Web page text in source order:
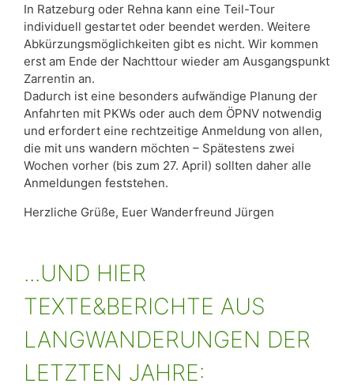
In Ratzeburg oder Rehna kann eine Teil-Tour
individuell gestartet oder beendet werden. Weitere
Abkürzungsmöglichkeiten gibt es nicht. Wir kommen
erst am Ende der Nachttour wieder am Ausgangspunkt
Zarrentin an.
Dadurch ist eine besonders aufwändige Planung der
Anfahrten mit PKWs oder auch dem ÖPNV notwendig
und erfordert eine rechtzeitige Anmeldung von allen,
die mit uns wandern möchten – Spätestens zwei
Wochen vorher (bis zum 27. April) sollten daher alle
Anmeldungen feststehen.
Herzliche Grüße, Euer Wanderfreund Jürgen
...UND HIER
TEXTE&BERICHTE AUS
LANGWANDERUNGEN DER
LETZTEN JAHRE: